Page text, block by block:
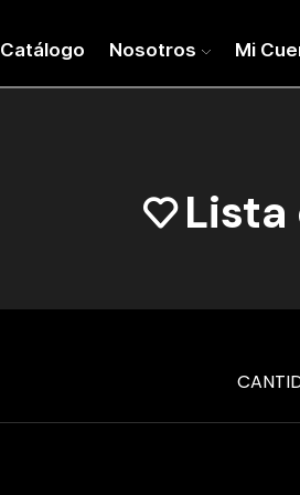
Catálogo Nosotros Mi
Lista